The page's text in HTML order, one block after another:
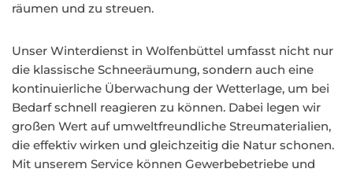
räumen und zu streuen.
Unser Winterdienst in Wolfenbüttel umfasst nicht nur
die klassische Schneeräumung, sondern auch eine
kontinuierliche Überwachung der Wetterlage, um bei
Bedarf schnell reagieren zu können. Dabei legen wir
großen Wert auf umweltfreundliche Streumaterialien,
die effektiv wirken und gleichzeitig die Natur schonen.
Mit unserem Service können Gewerbebetriebe und